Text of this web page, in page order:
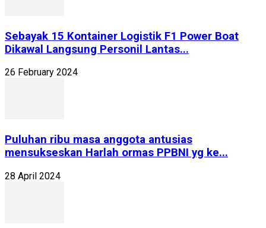
Sebayak 15 Kontainer Logistik F1 Power Boat
Dikawal Langsung Personil Lantas...
26 February 2024
Puluhan ribu masa anggota antusias
mensukseskan Harlah ormas PPBNI yg ke...
28 April 2024